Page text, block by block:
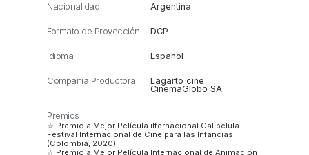
Nacionalidad Argentina
Formato de Proyección DCP
Idioma Español
Compañía Productora
Lagarto cine
CinemaGlobo SA
Premios
☆ Premio a Mejor Película iIternacional Calibelula -
Festival Internacional de Cine para las Infancias
(Colombia, 2020)
☆ Premio a Mejor Película Internacional de Animación